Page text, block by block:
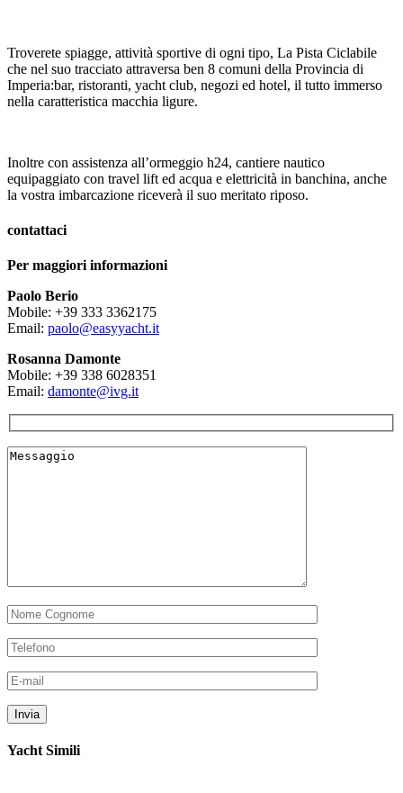
Troverete spiagge, attività sportive di ogni tipo, La Pista Ciclabile
che nel suo tracciato attraversa ben 8 comuni della Provincia di
Imperia:bar, ristoranti, yacht club, negozi ed hotel, il tutto immerso
nella caratteristica macchia ligure.
Inoltre con assistenza all’ormeggio h24, cantiere nautico
equipaggiato con travel lift ed acqua e elettricità in banchina, anche
la vostra imbarcazione riceverà il suo meritato riposo.
contattaci
Per maggiori informazioni
Paolo Berio
Mobile: +39 333 3362175
Email: paolo@easyyacht.it
Rosanna Damonte
Mobile: +39 338 6028351
Email: damonte@ivg.it
Yacht Simili